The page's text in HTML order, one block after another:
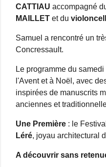
CATTIAU accompagné
MAILLET et du
Samuel a rencontré un
Concressault.
Le programme du samedi
l'Avent et à Noël, avec
inspirées de manuscrits
anciennes et
Une Première : le
Léré, joyau architectural
A découvrir sans